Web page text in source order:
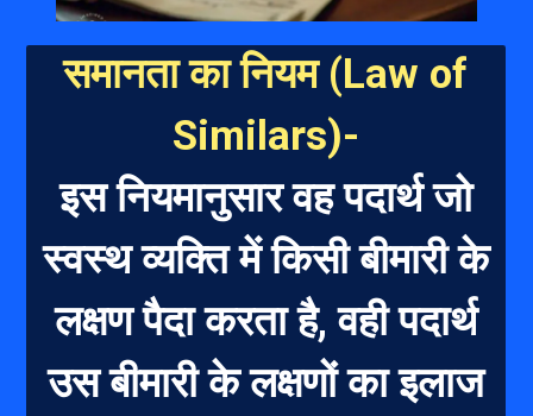
समानता का नियम (Law of
Similars)-
इस नियमानुसार वह पदार्थ जो
स्वस्थ व्यक्ति में किसी बीमारी के
लक्षण पैदा करता है, वही पदार्थ
उस बीमारी के लक्षणों का इलाज